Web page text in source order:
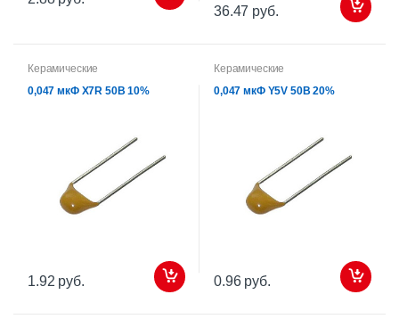
36.47 руб.
Керамические
0,047 мкФ X7R 50В 10%
1.92 руб.
Керамические
0,047 мкФ Y5V 50В 20%
0.96 руб.